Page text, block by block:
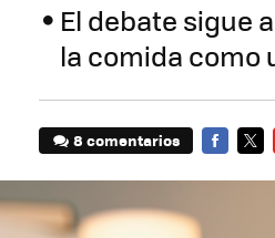
El debate sigue
la comida como
8 comentarios